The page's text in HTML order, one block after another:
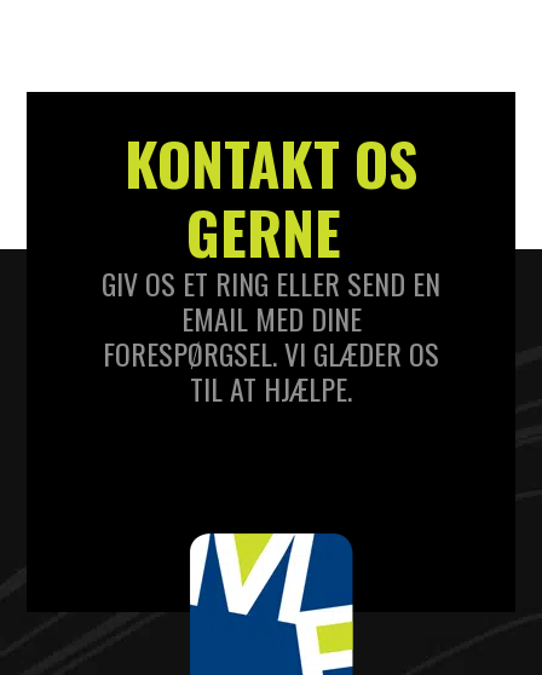
KONTAKT OS
GERNE
GIV OS ET RING ELLER SEND EN
EMAIL MED DINE
FORESPØRGSEL. VI GLÆDER OS
TIL AT HJÆLPE.